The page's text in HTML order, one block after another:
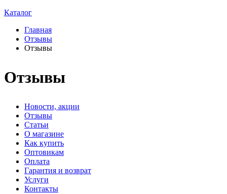
Каталог
Главная
Отзывы
Отзывы
Отзывы
Новости, акции
Отзывы
Статьи
О магазине
Как купить
Оптовикам
Оплата
Гарантия и возврат
Услуги
Контакты